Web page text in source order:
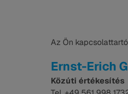
Az Ön
Ernst-Erich
Közúti értékesítés